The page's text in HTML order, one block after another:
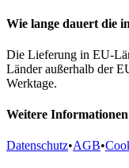
Wie lange dauert die
Die Lieferung in EU-
Länder außerhalb der
Werktage.
Weitere Informationen
Datenschutz•AGB•